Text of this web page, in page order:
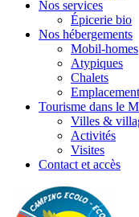
Nos services
Épicerie bio
Nos hébergements
Mobil-homes
Atypiques
Chalets
Tourisme dans le
Villes &
Activités
Visites
Contact et accès